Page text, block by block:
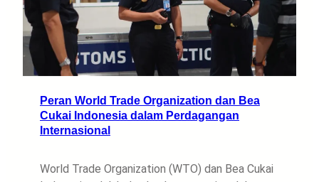
Peran World Trade Organization dan Bea
Cukai Indonesia dalam Perdagangan
Internasional
World Trade Organization (WTO) dan Bea Cukai